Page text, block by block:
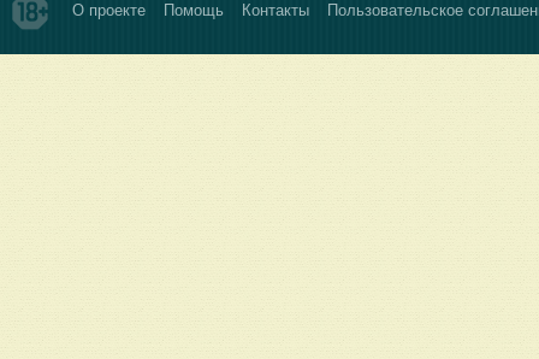
О проекте Помощь Контакты Пользовательское